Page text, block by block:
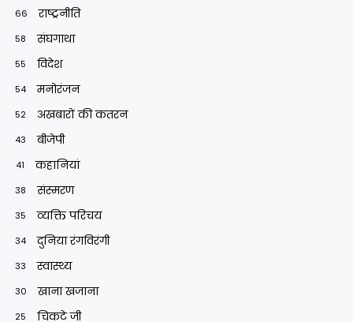
66 राष्ट्रनीति
58 संघगाथा
55 विदेश
54 मनोरंजन
52 अखबारों की कतरन
43 बीजेपी
41 कहानियां
38 संस्मरण
35 व्यक्ति परिचय
34 दुनिया रंगविरंगी
33 स्वास्थ्य
30 खाना खजाना
25 चिकटे जी